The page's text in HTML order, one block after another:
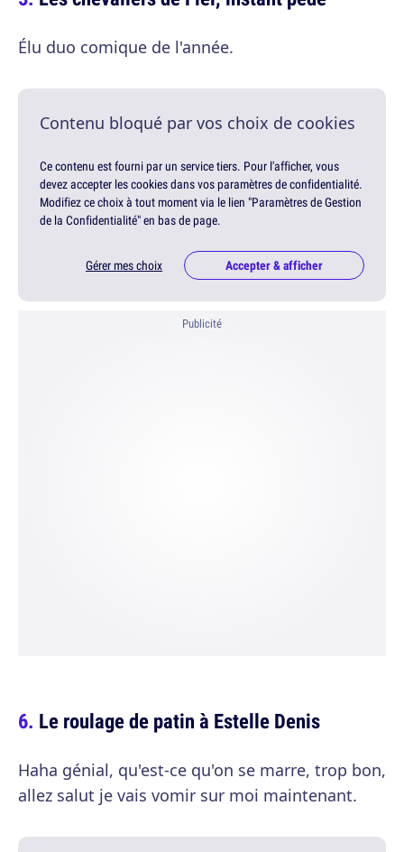
Élu duo comique de l'année.
Contenu bloqué par vos choix de cookies
Ce contenu est fourni par un service tiers. Pour l'afficher, vous
devez accepter les cookies dans vos paramètres de confidentialité.
Modifiez ce choix à tout moment via le lien "Paramètres de Gestion
de la Confidentialité" en bas de page.
Gérer mes choix Accepter & afficher
Publicité
Le roulage de patin à Estelle Denis
Haha génial, qu'est-ce qu'on se marre, trop bon,
allez salut je vais vomir sur moi maintenant.